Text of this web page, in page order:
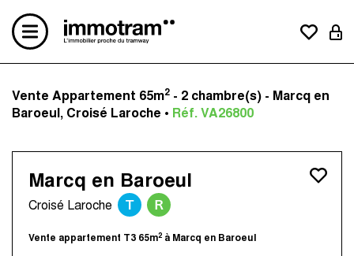
Acheter un bien
Vendre un bien
Le concept
Nos avis clients
Contactez-nous
Vente Appartement 65m2 - 2 chambre(s) - Marcq en
Baroeul, Croisé Laroche • Réf. VA26800
Marcq en Baroeul
Croisé Laroche T R
Vente appartement T3 65m2 à Marcq en Baroeul